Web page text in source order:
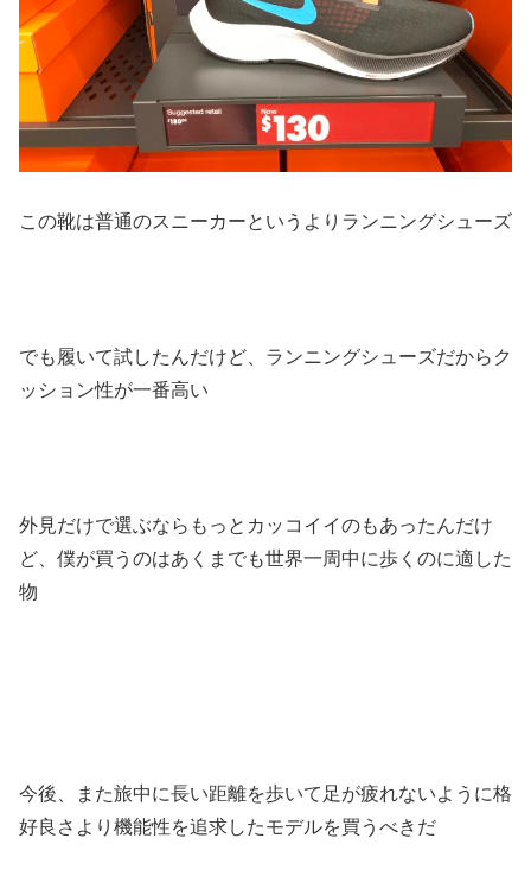
この靴は普通のスニーカーというよりランニングシューズ
でも履いて試したんだけど、ランニングシューズだからク
ッション性が一番高い
外見だけで選ぶならもっとカッコイイのもあったんだけ
ど、僕が買うのはあくまでも世界一周中に歩くのに適した
物
今後、また旅中に長い距離を歩いて足が疲れないように格
好良さより機能性を追求したモデルを買うべきだ